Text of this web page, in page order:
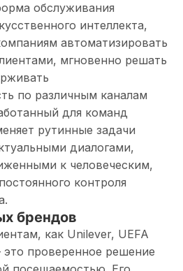
обслуживания
интеллекта,
автоматизировать
мгновенно решать
по различным каналам
для команд
рутинные задачи
диалогами,
к человеческим,
контроля
брендов
как Unilever, UEFA
проверенное решение